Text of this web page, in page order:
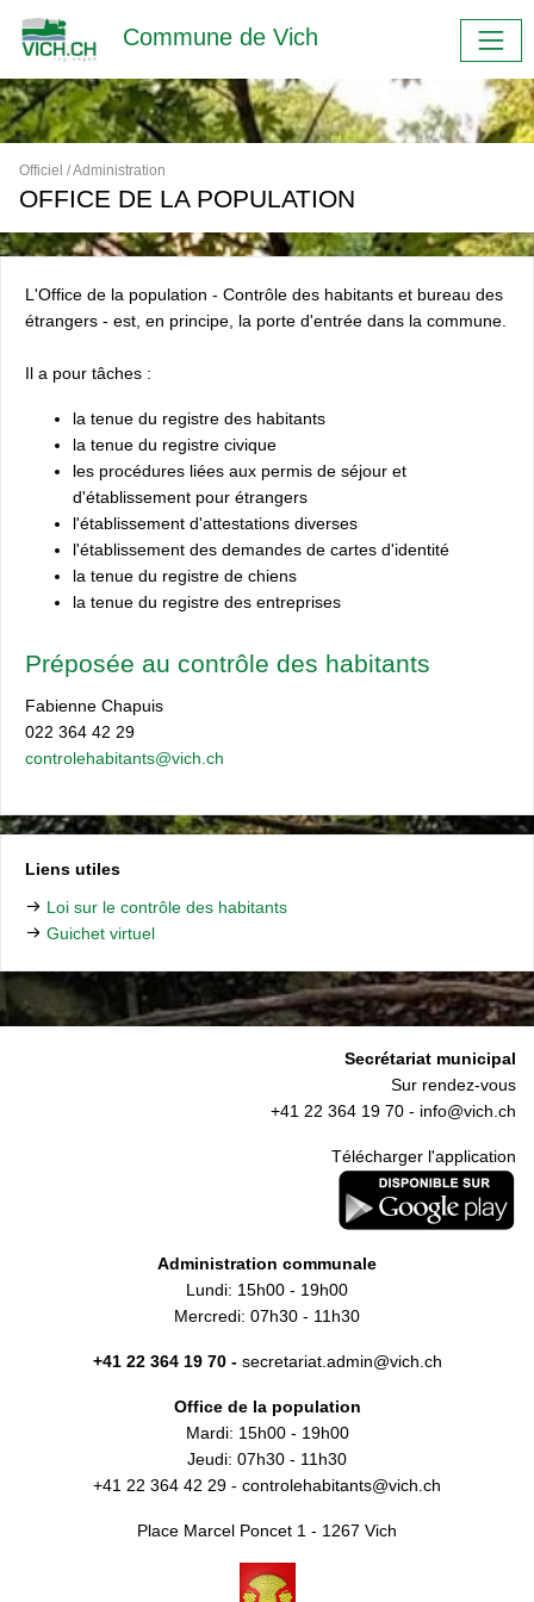
Commune de Vich
Officiel / Administration
OFFICE DE LA POPULATION
L'Office de la population - Contrôle des habitants et bureau des
étrangers - est, en principe, la porte d'entrée dans la commune.
Il a pour tâches :
la tenue du registre des habitants
la tenue du registre civique
les procédures liées aux permis de séjour et
d'établissement pour étrangers
l'établissement d'attestations diverses
l'établissement des demandes de cartes d'identité
la tenue du registre de chiens
la tenue du registre des entreprises
Préposée au contrôle des habitants
Fabienne Chapuis
022 364 42 29
controlehabitants@vich.ch
Liens utiles
Loi sur le contrôle des habitants
Guichet virtuel
Secrétariat municipal
Sur rendez-vous
+41 22 364 19 70 - info@vich.ch
Télécharger l'application
Administration communale
Lundi: 15h00 - 19h00
Mercredi: 07h30 - 11h30
+41 22 364 19 70 - secretariat.admin@vich.ch
Office de la population
Mardi: 15h00 - 19h00
Jeudi: 07h30 - 11h30
+41 22 364 42 29 - controlehabitants@vich.ch
Place Marcel Poncet 1 - 1267 Vich